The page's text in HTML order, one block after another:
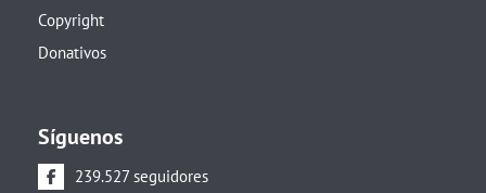
Copyright
Donativos
Síguenos
239.527 seguidores